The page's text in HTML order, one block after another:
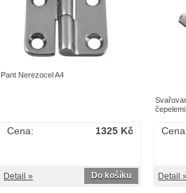
Pant Nerezocel A4
1325 Kč
Cena:
Do košíku
Detail » Detail »